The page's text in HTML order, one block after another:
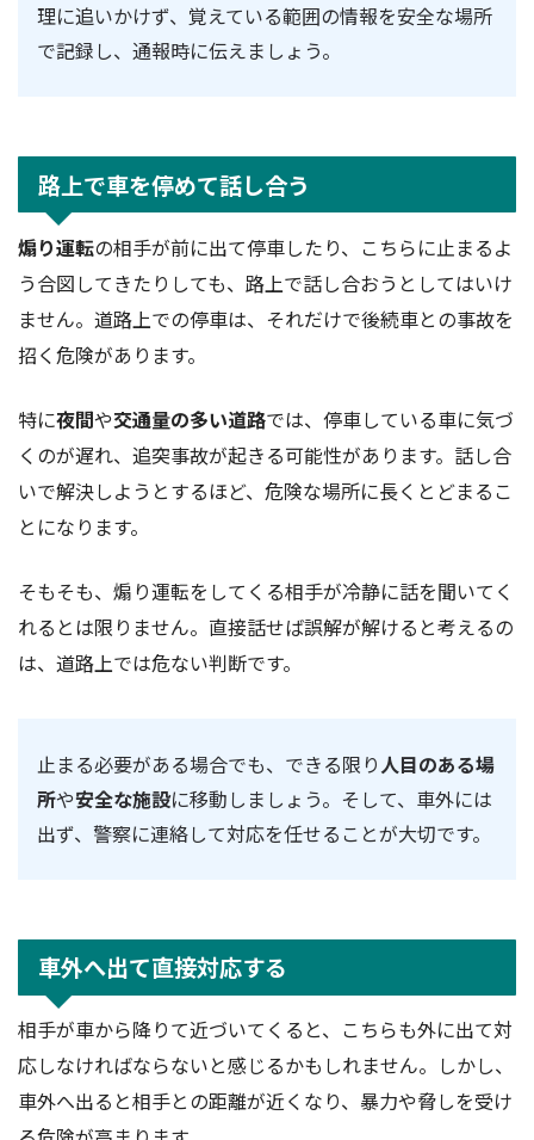
理に追いかけず、覚えている範囲の情報を安全な場所
で記録し、通報時に伝えましょう。
路上で車を停めて話し合う
煽り運転の相手が前に出て停車したり、こちらに止まるよ
う合図してきたりしても、路上で話し合おうとしてはいけ
ません。道路上での停車は、それだけで後続車との事故を
招く危険があります。
特に夜間や交通量の多い道路では、停車している車に気づ
くのが遅れ、追突事故が起きる可能性があります。話し合
いで解決しようとするほど、危険な場所に長くとどまるこ
とになります。
そもそも、煽り運転をしてくる相手が冷静に話を聞いてく
れるとは限りません。直接話せば誤解が解けると考えるの
は、道路上では危ない判断です。
止まる必要がある場合でも、できる限り 人目のある場
所や安全な施設に移動しましょう。そして、車外には
出ず、警察に連絡して対応を任せることが大切です。
車外へ出て直接対応する
相手が車から降りて近づいてくると、こちらも外に出て対
応しなければならないと感じるかもしれません。しかし、
車外へ出ると相手との距離が近くなり、暴力や脅しを受け